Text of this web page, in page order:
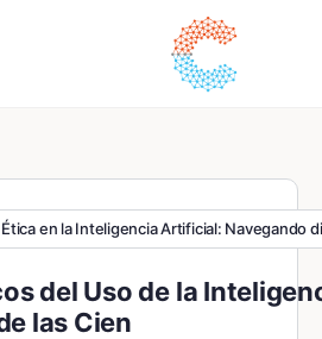
Ética en la Inteligencia Artificial: Navegando
del Uso de la
las Cien